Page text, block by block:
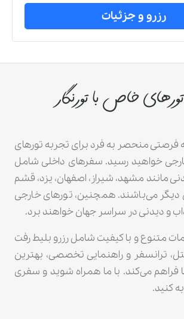
رزرو و جزئیات
تورهای خاص با تورنگار
فرصتی منحصر به فرد برای تجربه تورهای
خواهید رسید. سفرهای داخلی شامل
مانند مشهد، شیراز، اصفهان، یزد، قشم
می‌باشند. همچنین، تورهای خارجی
و دیدنی در سراسر جهان خواهند برد.
متنوع و با کیفیت شامل رزرو بلیط رفت
ترانسفر و راهنمایی تخصصی، بهترین
فراهم می‌کند. با ما همراه شوید و سفری
کنید.